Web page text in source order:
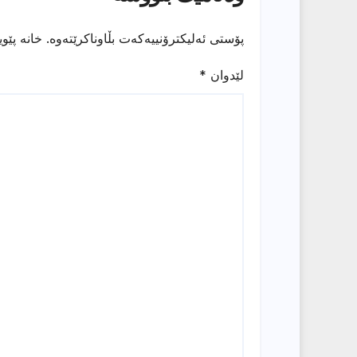
پۆستی ئەلیکترۆنییەکەت بڵاوناکرێتەوە. خانە
لێدوان *